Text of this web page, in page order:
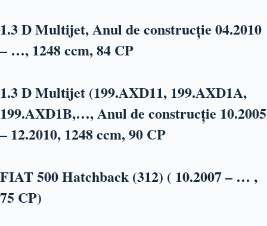
1.3 D Multijet, Anul de construcție 04.2010
– …, 1248 ccm, 84 CP
1.3 D Multijet (199.AXD11, 199.AXD1A,
199.AXD1B,…, Anul de construcție 10.2005
– 12.2010, 1248 ccm, 90 CP
FIAT 500 Hatchback (312) ( 10.2007 – … ,
75 CP)